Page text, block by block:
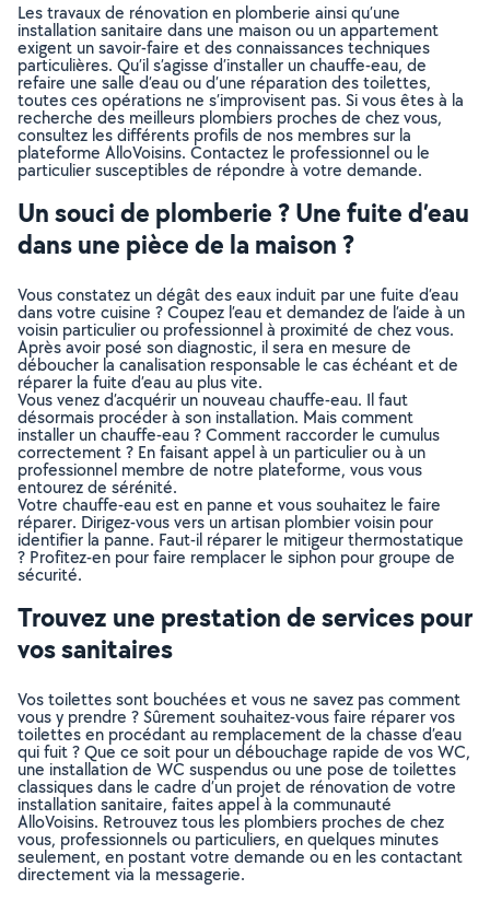
Les travaux de rénovation en plomberie ainsi qu’une
installation sanitaire dans une maison ou un appartement
exigent un savoir-faire et des connaissances techniques
particulières. Qu’il s’agisse d’installer un chauffe-eau, de
refaire une salle d’eau ou d’une réparation des toilettes,
toutes ces opérations ne s’improvisent pas. Si vous êtes à la
recherche des meilleurs plombiers proches de chez vous,
consultez les différents profils de nos membres sur la
plateforme AlloVoisins. Contactez le professionnel ou le
particulier susceptibles de répondre à votre demande.
Un souci de plomberie ? Une fuite d’eau
dans une pièce de la maison ?
Vous constatez un dégât des eaux induit par une fuite d’eau
dans votre cuisine ? Coupez l’eau et demandez de l’aide à un
voisin particulier ou professionnel à proximité de chez vous.
Après avoir posé son diagnostic, il sera en mesure de
déboucher la canalisation responsable le cas échéant et de
réparer la fuite d’eau au plus vite.
Vous venez d’acquérir un nouveau chauffe-eau. Il faut
désormais procéder à son installation. Mais comment
installer un chauffe-eau ? Comment raccorder le cumulus
correctement ? En faisant appel à un particulier ou à un
professionnel membre de notre plateforme, vous vous
entourez de sérénité.
Votre chauffe-eau est en panne et vous souhaitez le faire
réparer. Dirigez-vous vers un artisan plombier voisin pour
identifier la panne. Faut-il réparer le mitigeur thermostatique
? Profitez-en pour faire remplacer le siphon pour groupe de
sécurité.
Trouvez une prestation de services pour
vos sanitaires
Vos toilettes sont bouchées et vous ne savez pas comment
vous y prendre ? Sûrement souhaitez-vous faire réparer vos
toilettes en procédant au remplacement de la chasse d’eau
qui fuit ? Que ce soit pour un débouchage rapide de vos WC,
une installation de WC suspendus ou une pose de toilettes
classiques dans le cadre d’un projet de rénovation de votre
installation sanitaire, faites appel à la communauté
AlloVoisins. Retrouvez tous les plombiers proches de chez
vous, professionnels ou particuliers, en quelques minutes
seulement, en postant votre demande ou en les contactant
directement via la messagerie.